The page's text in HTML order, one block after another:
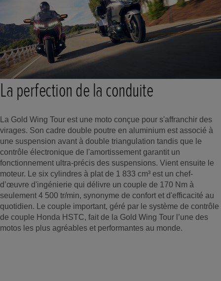
La perfection de la conduite
La Gold Wing Tour est une moto conçue pour s'affranchir des
virages. Son cadre double poutre en aluminium est associé à
une suspension avant à double triangulation tandis que le
contrôle électronique de l'amortissement garantit un
fonctionnement ultra-précis des suspensions. Vient ensuite le
moteur. Le six cylindres à plat de 1 833 cm³ est un chef-
d’œuvre d'ingénierie qui délivre un couple de 170 Nm à
seulement 4 500 tr/min, synonyme de confort et d'efficacité au
quotidien. Le couple important, géré par le système de contrôle
de couple Honda HSTC, fait de la Gold Wing Tour l’une des
motos les plus agréables et performantes au monde.